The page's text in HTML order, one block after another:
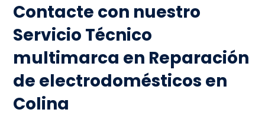
Contacte con nuestro
Servicio Técnico
multimarca en Reparación
de electrodomésticos en
Colina